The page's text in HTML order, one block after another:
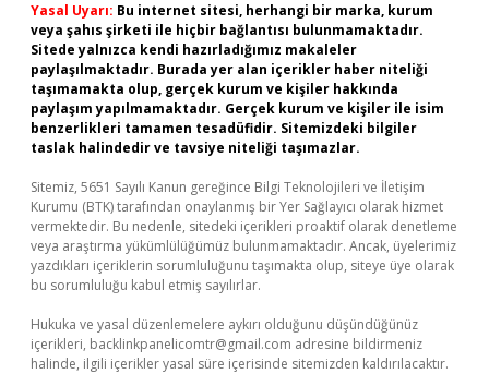
Yasal Uyarı: Bu internet sitesi, herhangi bir marka, kurum
veya şahıs şirketi ile hiçbir bağlantısı bulunmamaktadır.
Sitede yalnızca kendi hazırladığımız makaleler
paylaşılmaktadır. Burada yer alan içerikler haber niteliği
taşımamakta olup, gerçek kurum ve kişiler hakkında
paylaşım yapılmamaktadır. Gerçek kurum ve kişiler ile isim
benzerlikleri tamamen tesadüfidir. Sitemizdeki bilgiler
taslak halindedir ve tavsiye niteliği taşımazlar.
Sitemiz, 5651 Sayılı Kanun gereğince Bilgi Teknolojileri ve İletişim
Kurumu (BTK) tarafından onaylanmış bir Yer Sağlayıcı olarak hizmet
vermektedir. Bu nedenle, sitedeki içerikleri proaktif olarak denetleme
veya araştırma yükümlülüğümüz bulunmamaktadır. Ancak, üyelerimiz
yazdıkları içeriklerin sorumluluğunu taşımakta olup, siteye üye olarak
bu sorumluluğu kabul etmiş sayılırlar.
Hukuka ve yasal düzenlemelere aykırı olduğunu düşündüğünüz
içerikleri, backlinkpanelicomtr@gmail.com adresine bildirmeniz
halinde, ilgili içerikler yasal süre içerisinde sitemizden kaldırılacaktır.